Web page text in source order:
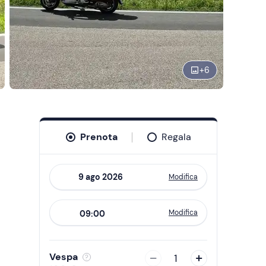
+6
Prenota Regala
forward
to
interact
with
Modifica
09:00 Modifica
Vespa 1